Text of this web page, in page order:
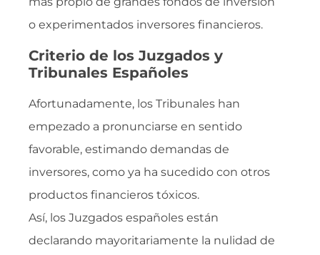
o experimentados inversores financieros.
Criterio de los Juzgados y
Tribunales Españoles
Afortunadamente, los Tribunales han
empezado a pronunciarse en sentido
favorable, estimando demandas de
inversores, como ya ha sucedido con otros
productos financieros tóxicos.
Así, los Juzgados españoles están
declarando mayoritariamente la nulidad de